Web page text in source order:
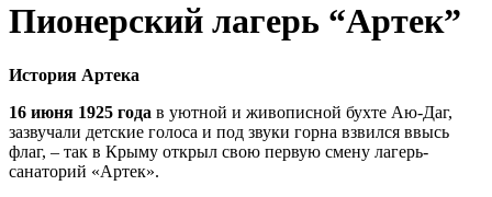
Пионерский лагерь “Артек”
История Артека
16 июня 1925 года в уютной и живописной бухте Аю-Даг,
зазвучали детские голоса и под звуки горна взвился ввысь
флаг, – так в Крыму открыл свою первую смену лагерь-
санаторий «Артек».